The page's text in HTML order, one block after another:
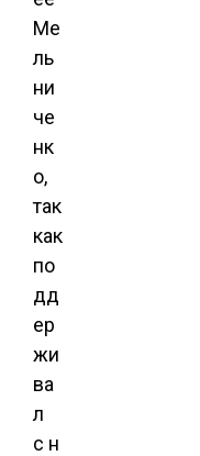
Ме
ль
ни
че
нк
о,
так
как
по
дд
ер
жи
ва
л
с н